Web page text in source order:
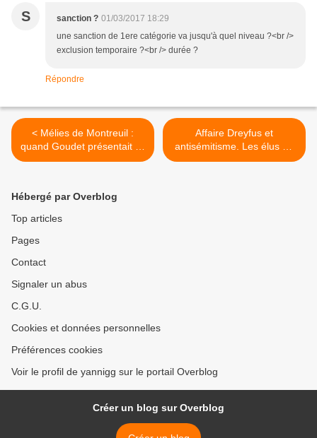
S sanction ? 01/03/2017 18:29
une sanction de 1ere catégorie va jusqu'à quel niveau ?<br />
exclusion temporaire ?<br /> durée ?
Répondre
< Mélies de Montreuil :
quand Goudet présentait sa
démission
Affaire Dreyfus et
antisémitisme. Les élus de
Montreuil à côté de la
Hébergé par Overblog
Top articles
Pages
Contact
Signaler un abus
C.G.U.
Cookies et données personnelles
Préférences cookies
Voir le profil de yannigg sur le portail Overblog
Créer un blog sur Overblog